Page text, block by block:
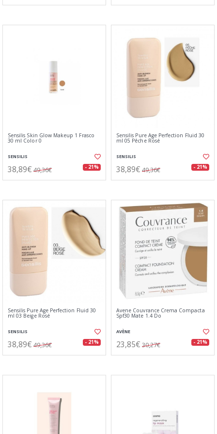
Sensilis Skin Glow Makeup 1 Frasco
30 ml Color 0
SENSILIS
38,89€ 49,36€ - 21%
Sensilis Pure Age Perfection Fluid 30
ml 05 Pêche Rosé
SENSILIS
38,89€ 49,36€ - 21%
Sensilis Pure Age Perfection Fluid 30
ml 03 Beige Rosé
SENSILIS
38,89€ 49,36€ - 21%
Avene Couvrance Crema Compacta
Spf30 Mate 1.4 Do
AVÈNE
23,85€ 30,27€ - 21%